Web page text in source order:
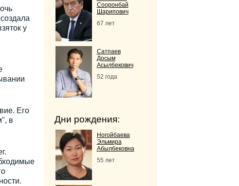
у
Его
в
Сооронбай
Шарипович
67 лет
Сатпаев
Досым
Асылбекович
52 года
Дни рождения:
Ногойбаева
Эльмира
Абылбековна
55 лет